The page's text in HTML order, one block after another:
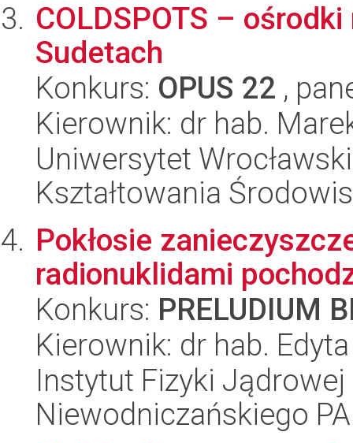
COLDSPOTS –
Sudetach
Konkurs: OPUS 22 ,
Kierownik: dr hab.
Uniwersytet
Kształtowania
Pokłosie
radionuklidami
Konkurs: PRELUDIUM
Kierownik: dr hab.
Instytut Fizyki
Niewodniczańskiego